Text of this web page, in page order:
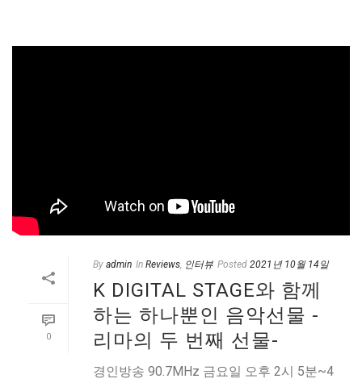
0
By admin In Reviews 인터뷰 Posted 2021년 10월 14일
K DIGITAL STAGE와 함께
하는 하나뿐인 음악선물 -
리마의 두 번째 선물-
경인방송 90.7MHz 금요일 오후 2시 5분~4